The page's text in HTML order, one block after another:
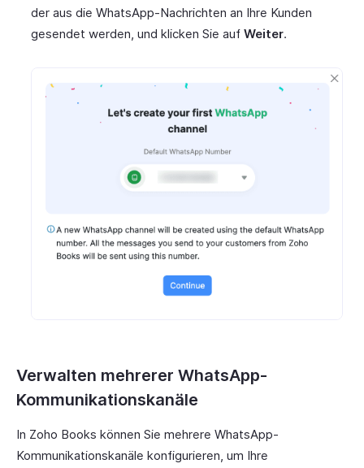
der aus die WhatsApp-Nachrichten an Ihre Kunden
gesendet werden, und klicken Sie auf Weiter.
Verwalten mehrerer WhatsApp-
Kommunikationskanäle
In Zoho Books können Sie mehrere WhatsApp-
Kommunikationskanäle konfigurieren, um Ihre